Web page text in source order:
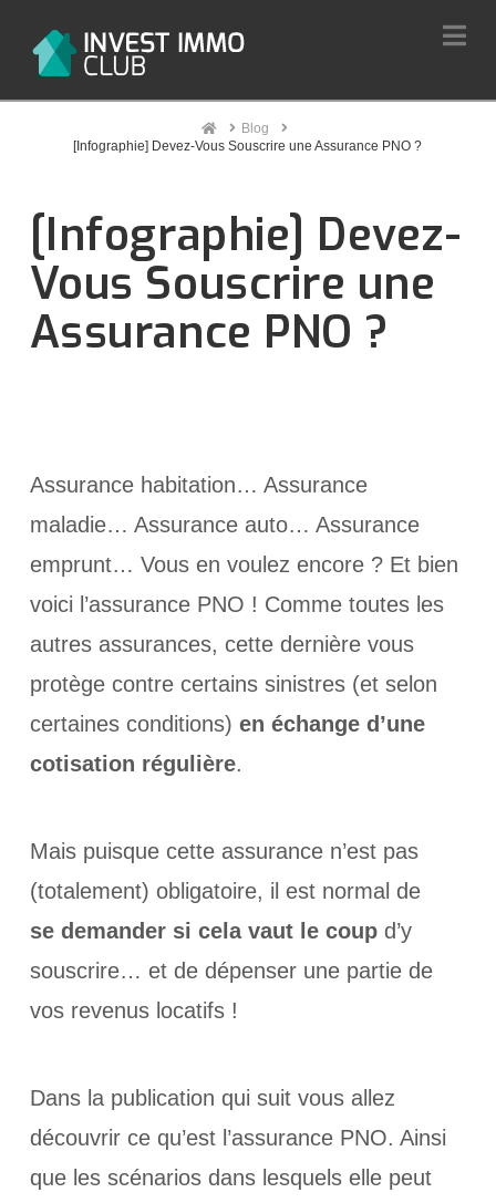
HomeBlog
[Infographie] Devez-Vous Souscrire une Assurance PNO ?
[Infographie] Devez-
Vous Souscrire une
Assurance PNO ?
Assurance habitation… Assurance
maladie… Assurance auto… Assurance
emprunt… Vous en voulez encore ? Et bien
voici l’assurance PNO ! Comme toutes les
autres assurances, cette dernière vous
protège contre certains sinistres (et selon
certaines conditions) en échange d’une
cotisation régulière.
Mais puisque cette assurance n’est pas
(totalement) obligatoire, il est normal de
se demander si cela vaut le coupd’y
souscrire… et de dépenser une partie de
vos revenus locatifs !
Dans la publication qui suit vous allez
découvrir ce qu’est l’assurance PNO. Ainsi
que les scénarios dans lesquels elle peut